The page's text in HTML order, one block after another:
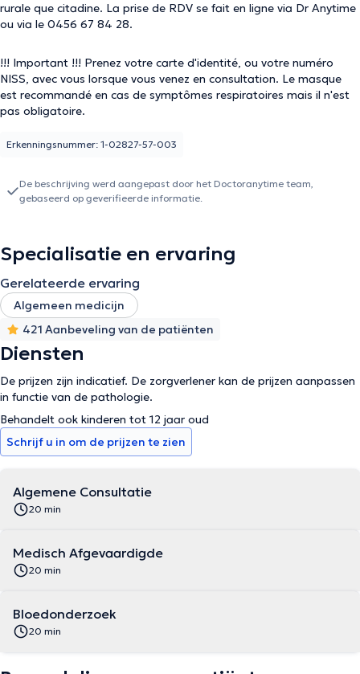
rurale que citadine. La prise de RDV se fait en ligne via Dr Anytime
ou via le 0456 67 84 28.
!!! Important !!! Prenez votre carte d'identité, ou votre numéro
NISS, avec vous lorsque vous venez en consultation. Le masque
est recommandé en cas de symptômes respiratoires mais il n'est
pas obligatoire.
Erkenningsnummer: 1-02827-57-003
De beschrijving werd aangepast door het Doctoranytime team,
gebaseerd op geverifieerde informatie.
Specialisatie en ervaring
Gerelateerde ervaring
Algemeen medicijn
421 Aanbeveling van de patiënten
Diensten
De prijzen zijn indicatief. De zorgverlener kan de prijzen aanpassen
in functie van de pathologie.
Behandelt ook kinderen tot 12 jaar oud
Schrijf u in om de prijzen te zien
Algemene Consultatie
20 min
Medisch Afgevaardigde
20 min
Bloedonderzoek
20 min